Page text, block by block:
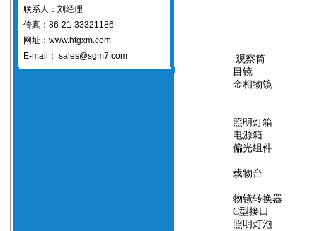
联系人：刘经理
传真：86-21-33321186
网址：www.htgxm.com
E-mail： sales@sgm7.com
观察筒
目镜
金相物镜
照明灯箱
电源箱
偏光组件
载物台
物镜转换器
C型接口
照明灯泡